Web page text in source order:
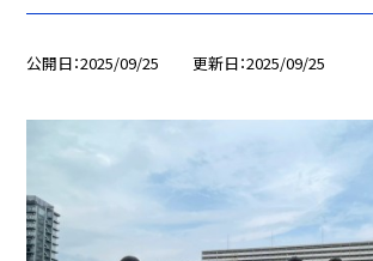
公開日 2025/09/25 更新日 2025/09/25